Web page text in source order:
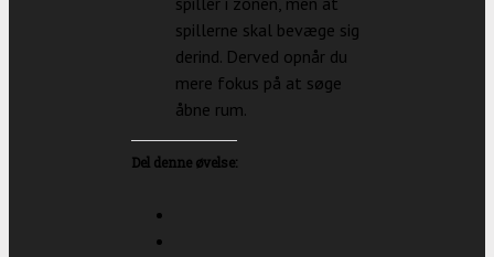
spillerne skal bevæge sig
derind. Derved opnår du
mere fokus på at søge
åbne rum.
Del denne øvelse: